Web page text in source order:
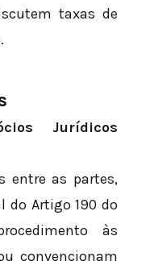
taxas de
Jurídicos
entre as partes,
do Artigo 190 do
às
convencionam